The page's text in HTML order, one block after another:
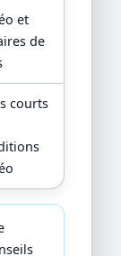
et
de
courts